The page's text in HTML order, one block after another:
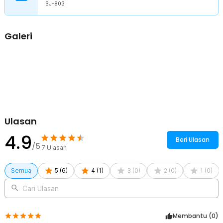
Rincian yang Anda dapatkan untuk pembelian produk ini:
1 x Panduan Penggunaan
BJ-803
Galeri
Ulasan
4.9/5 7 Ulasan
Beri Ulasan
Semua 5 (6) 4 (1 ) 3 (0) 2 (0) 1 (0)
Cari Ulasan
Membantu (0)